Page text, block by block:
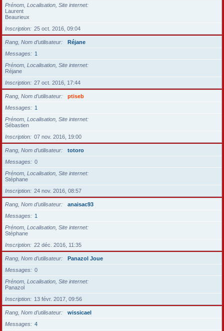
Prénom, Localisation, Site internet
Laurent
Beaurieux
Inscription
25 oct. 2016, 09:04
Rang, Nom d’utilisateur
Réjane
Messages
1
Prénom, Localisation, Site internet
Réjane
Inscription
27 oct. 2016, 17:44
Rang, Nom d’utilisateur
ptiseb
Messages
1
Prénom, Localisation, Site internet
Sébastien
Inscription
07 nov. 2016, 19:00
Rang, Nom d’utilisateur
totoro
Messages
0
Prénom, Localisation, Site internet
Stéphane
Inscription
24 nov. 2016, 08:57
Rang, Nom d’utilisateur
anaisac93
Messages
1
Prénom, Localisation, Site internet
Stéphane
Inscription
22 déc. 2016, 11:35
Rang, Nom d’utilisateur
Panazol Joue
Messages
0
Prénom, Localisation, Site internet
Panazol
Inscription
13 févr. 2017, 09:56
Rang, Nom d’utilisateur
wissicael
Messages
4